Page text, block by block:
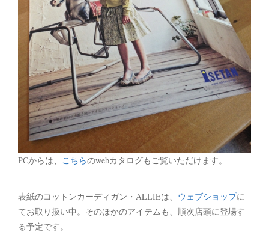
PCからは、 こちらのwebカタログもご覧いただけます。
表紙のコットンカーディガン・ALLIEは、 ウェブショップに
てお取り扱い中。そのほかのアイテムも、順次店頭に登場す
る予定です。